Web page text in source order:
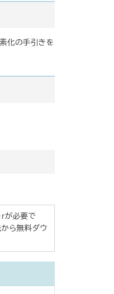
化の手引きを
が必要で
ら無料ダウ